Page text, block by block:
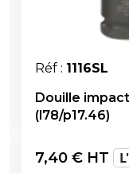
Réf : 1116SL
Douille
(l78/p17.46)
7,40 € HT